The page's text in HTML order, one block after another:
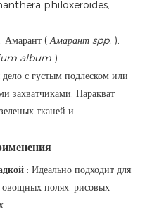
philoxeroides,
: Амарант (Амарант spp. ),
album )
с густым подлеском или
захватчиками, Паракват
тканей и
: Идеально подходит для
овощных полях, рисовых